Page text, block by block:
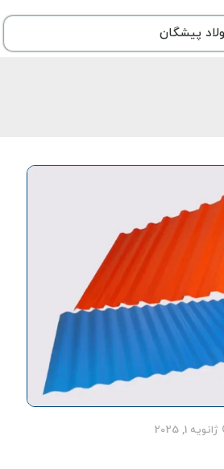
ژانویه 1, 2025